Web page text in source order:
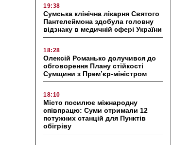
19:38
Сумська клінічна лікарня Святого
Пантелеймона здобула головну
відзнаку в медичній сфері України
18:28
Олексій Романько долучився до
обговорення Плану стійкості
Сумщини з Прем’єр-міністром
18:10
Місто посилює міжнародну
співпрацю: Суми отримали 12
потужних станцій для Пунктів
обігріву